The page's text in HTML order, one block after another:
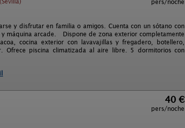
pers/noche
y disfrutar en familia o amigos. Cuenta con un sótano con
máquina arcade. Dispone de zona exterior completamente
cocina exterior con lavavajillas y fregadero, botellero,
Ofrece piscina climatizada al aire libre. 5 dormitorios con
40 €
pers/noche